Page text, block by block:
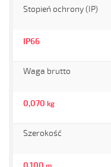
Stopień ochrony (IP)
IP66
Waga brutto
0,070 kg
Szerokość